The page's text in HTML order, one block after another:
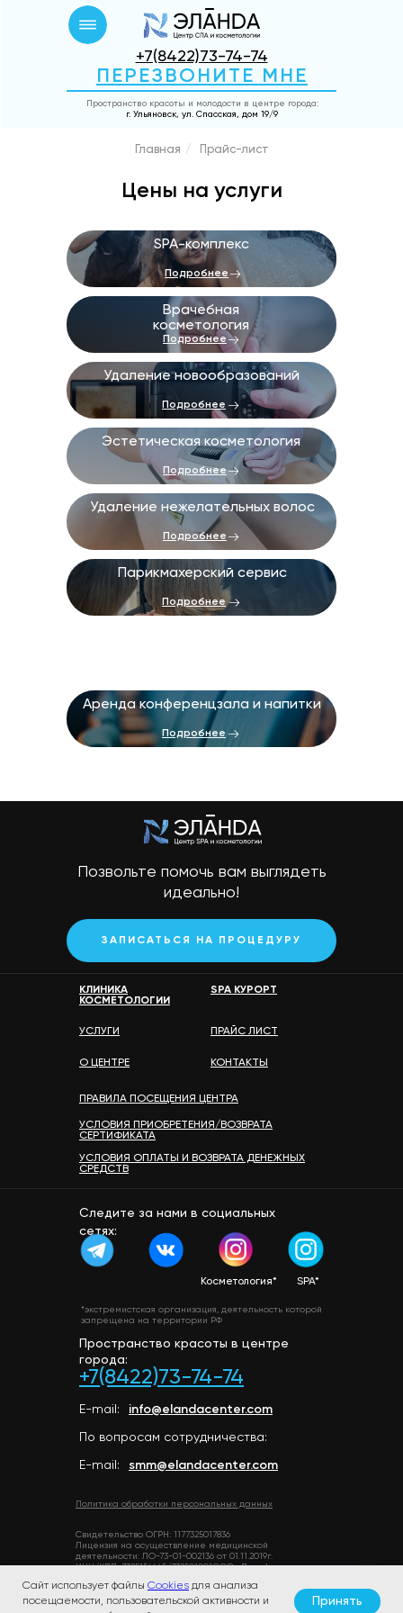
Пространство красоты и молодости в центре города:
г. Ульяновск, ул. Спасская, дом 19/9
+7(8422)73-74-74
ПЕРЕЗВОНИТЕ МНЕ
Главная / Прайс-лист
Подробнее
Аренда конференцзала и напитки
Подробнее
Парикмахерский сервис
Подробнее
Удаление нежелательных волос
Подробнее
Эстетическая косметология
Подробнее
Удаление новообразований
Подробнее
Врачебная
косметология
Подробнее
SPA-комплекс
Цены на услуги
Мы в мессенджерах
Политика обработки персональных данных
УСЛУГИ
О ЦЕНТРЕ
ПРАЙС ЛИСТ
ПРАВИЛА ПОСЕЩЕНИЯ ЦЕНТРА
УСЛОВИЯ ПРИОБРЕТЕНИЯ/ВОЗВРАТА
СЕРТИФИКАТА
УСЛОВИЯ ОПЛАТЫ И ВОЗВРАТА ДЕНЕЖНЫХ
СРЕДСТВ
Позвольте помочь вам выглядеть
идеально!
ЗАПИСАТЬСЯ НА ПРОЦЕДУРУ
КОНТАКТЫ
Следите за нами в социальных
сетях:
+7(8422)73-74-74
Пространство красоты в центре
города:
По вопросам сотрудничества:
E-mail:
E-mail: smm@elandacenter.com
info@elandacenter.com
Свидетельство ОГРН: 1177325017836
Лицензия на осуществление медицинской
деятельности: ЛО-73-01-002136 от 01.11.2019г.
ИНН/КПП: 7325156645/732501001ООО «Дельфиния»
Индивидуальный Предприниматель Гильдина
Валентина Алексеевна
ОГРНИП 322730000008642
Косметология* SPA*
*экстремистская организация, деятельность которой
запрещена на территории РФ
КЛИНИКА
КОСМЕТОЛОГИИ
SPA КУРОРТ
Сайт использует файлы Cookies для анализа
посещаемости, пользовательской активности и
Принять